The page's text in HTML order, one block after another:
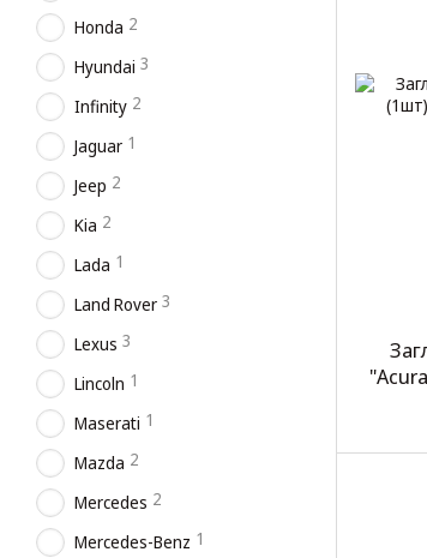
Honda 2
Hyundai 3
Infinity 2
Jaguar 1
Jeep 2
Kia 2
Lada 1
Land Rover 3
Lexus 3
Lincoln 1
Maserati 1
Mazda 2
Mercedes 2
Mercedes-Benz 1